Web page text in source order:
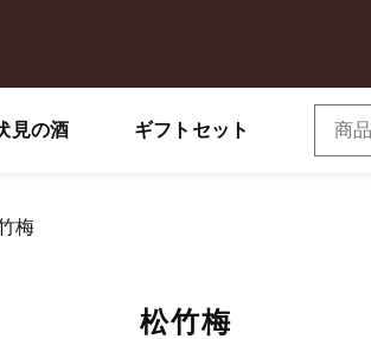
見の酒 ギフトセット 京都
梅
松竹梅